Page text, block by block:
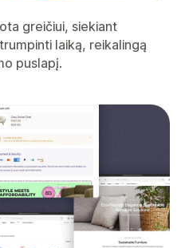
greičiui, siekiant
laiką, reikalingą
puslapį.